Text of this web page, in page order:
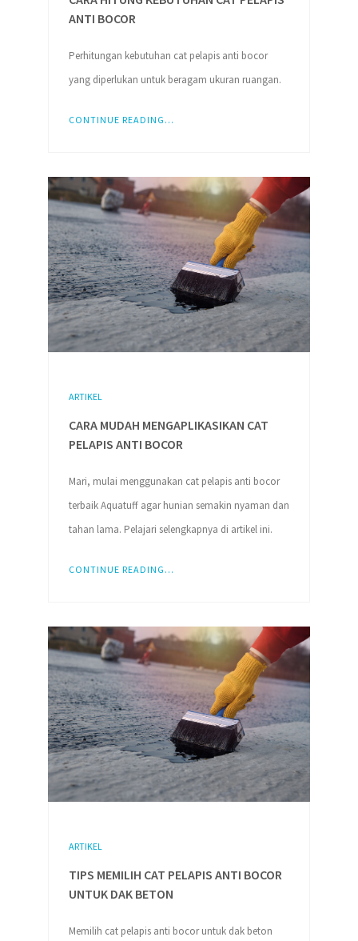
ANTI BOCOR
Perhitungan kebutuhan cat pelapis anti bocor
yang diperlukan untuk beragam ukuran ruangan.
CONTINUE READING...
ARTIKEL
CARA MUDAH MENGAPLIKASIKAN CAT
PELAPIS ANTI BOCOR
Mari, mulai menggunakan cat pelapis anti bocor
terbaik Aquatuff agar hunian semakin nyaman dan
tahan lama. Pelajari selengkapnya di artikel ini.
CONTINUE READING...
ARTIKEL
TIPS MEMILIH CAT PELAPIS ANTI BOCOR
UNTUK DAK BETON
Memilih cat pelapis anti bocor untuk dak beton